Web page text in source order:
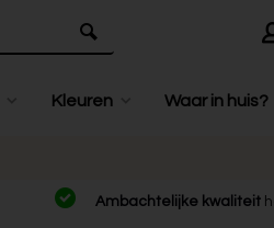
Kleuren Waar in huis?
Ambachtelijke kwaliteit